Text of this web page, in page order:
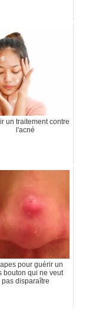
un traitement contre
l'acné
pour guérir un
bouton qui ne veut
pas disparaître